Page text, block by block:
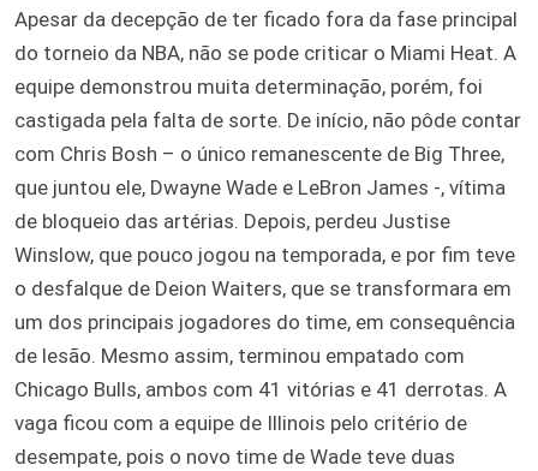
Apesar da decepção de ter ficado fora da fase principal
do torneio da NBA, não se pode criticar o Miami Heat. A
equipe demonstrou muita determinação, porém, foi
castigada pela falta de sorte. De início, não pôde contar
com Chris Bosh – o único remanescente de Big Three,
que juntou ele, Dwayne Wade e LeBron James -, vítima
de bloqueio das artérias. Depois, perdeu Justise
Winslow, que pouco jogou na temporada, e por fim teve
o desfalque de Deion Waiters, que se transformara em
um dos principais jogadores do time, em consequência
de lesão. Mesmo assim, terminou empatado com
Chicago Bulls, ambos com 41 vitórias e 41 derrotas. A
vaga ficou com a equipe de Illinois pelo critério de
desempate, pois o novo time de Wade teve duas